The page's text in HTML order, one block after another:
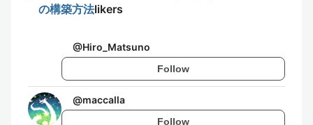
の構築方法likers
@Hiro_Matsuno
Follow
@maccalla
Follow